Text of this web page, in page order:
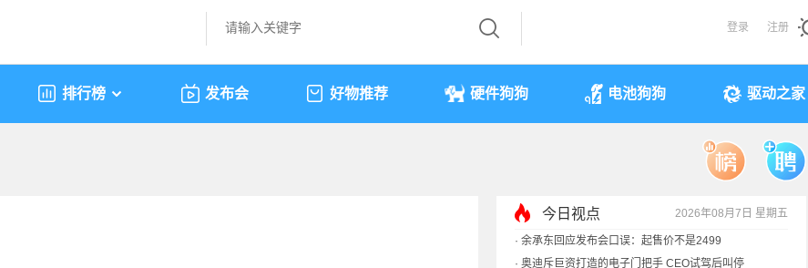
登录 注册
排行榜 发布会 好物推荐 硬件狗狗 电池狗狗 驱动之家
今日视点 2026年08月7日 星期五
· 余承东回应发布会口误：起售价不是2499
· 奥迪斥巨资打造的电子门把手 CEO试驾后叫停